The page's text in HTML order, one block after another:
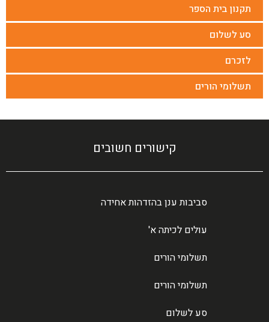
תקנון בית הספר
סע לשלום
לזכרם
תשלומי הורים
קישורים חשובים
סביבות ענן בהזדהות אחידה
עולים לכיתה א'
תשלומי הורים
תשלומי הורים
סע לשלום